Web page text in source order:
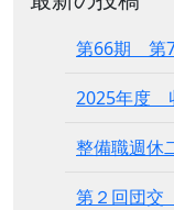
第66期 第
2025年度
整備職週休
第２回団